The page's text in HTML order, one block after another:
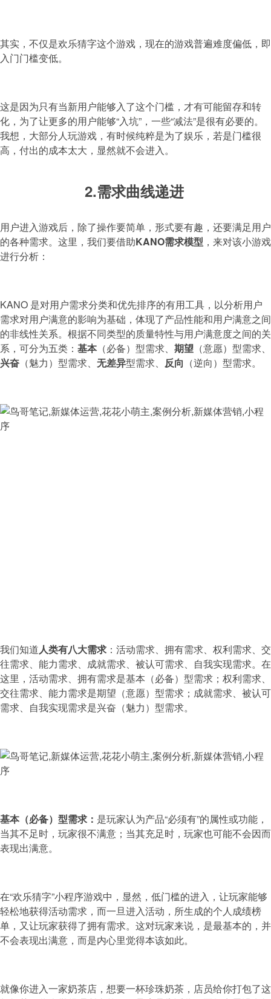
其实，不仅是欢乐猜字这个游戏，现在的游戏普遍难度偏低，即
入门门槛变低。
这是因为只有当新用户能够入了这个门槛，才有可能留存和转
化，为了让更多的用户能够“入坑”，一些“减法”是很有必要的。
我想，大部分人玩游戏，有时候纯粹是为了娱乐，若是门槛很
高，付出的成本太大，显然就不会进入。
2.需求曲线递进
用户进入游戏后，除了操作要简单，形式要有趣，还要满足用户
的各种需求。这里，我们要借助KANO需求模型 ，来对该小游戏
进行分析：
KANO 是对用户需求分类和优先排序的有用工具，以分析用户
需求对用户满意的影响为基础，体现了产品性能和用户满意之间
的非线性关系。根据不同类型的质量特性与用户满意度之间的关
系，可分为五类： 基本（必备）型需求、 期望 （意愿）型需求、
兴奋 （魅力）型需求、 无差异型需求、 反向 （逆向）型需求。
我们知道人类有八大需求 ：活动需求、拥有需求、权利需求、交
往需求、能力需求、成就需求、被认可需求、自我实现需求。在
这里，活动需求、拥有需求是基本（必备）型需求；权利需求、
交往需求、能力需求是期望（意愿）型需求；成就需求、被认可
需求、自我实现需求是兴奋（魅力）型需求。
基本（必备）型需求： 是玩家认为产品“必须有”的属性或功能，
当其不足时，玩家很不满意；当其充足时，玩家也可能不会因而
表现出满意。
在“欢乐猜字”小程序游戏中，显然，低门槛的进入，让玩家能够
轻松地获得活动需求，而一旦进入活动，所生成的个人成绩榜
单，又让玩家获得了拥有需求。这对玩家来说，是最基本的，并
不会表现出满意，而是内心里觉得本该如此。
就像你进入一家奶茶店，想要一杯珍珠奶茶，店员给你打包了这